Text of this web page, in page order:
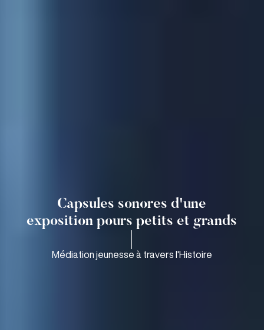
Capsules sonores d'une
exposition pours petits et grands
Médiation jeunesse à travers l'Histoire